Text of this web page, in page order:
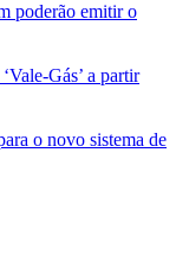
poderão emitir o
Gás’ a partir
o novo sistema de